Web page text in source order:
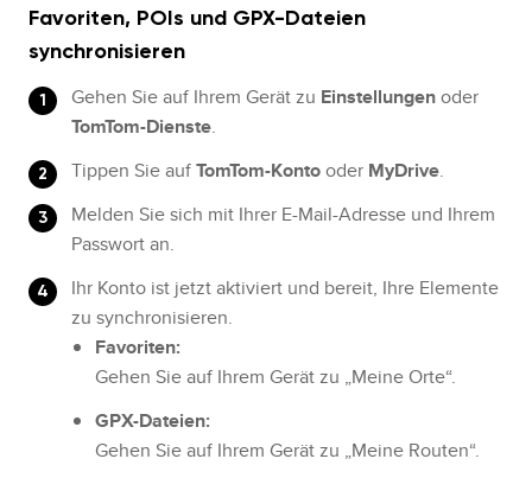
Favoriten, POIs und GPX-Dateien
synchronisieren
Gehen Sie auf Ihrem Gerät zu Einstellungenoder
TomTom-Dienste.
Tippen Sie aufTomTom-Kontooder MyDrive.
Melden Sie sich mit Ihrer E-Mail-Adresse und Ihrem
Passwort an.
Ihr Konto ist jetzt aktiviert und bereit, Ihre Elemente
zu synchronisieren.
Favoriten:
Gehen Sie auf Ihrem Gerät zu „Meine Orte“.
GPX-Dateien:
Gehen Sie auf Ihrem Gerät zu „Meine Routen“.